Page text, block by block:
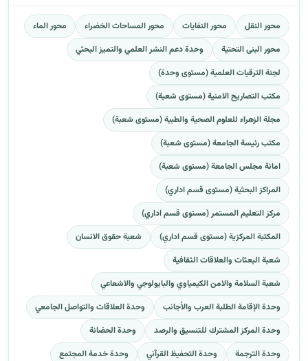
محور النقل محور النفايات محور المساحات الخضراء
محور الماء
محور البنى التحتية
وحدة دعم النشر العلمي والتميز البحثي
لجنة الترقيات العلمية (مستوى وحدة)
مكتب التصاريح الامنية (مستوى شعبة)
مجلة الزهراء للعلوم الصحية والطبية (مستوى شعبة)
مكتب رئيسة الجامعة (مستوى شعبة)
امانة مجلس الجامعة (مستوى شعبة)
المراكز البحثية (مستوى قسم اداري)
مركز التعليم المستمر (مستوى قسم اداري)
المكتبة المركزية (مستوى قسم اداري)
شعبة حقوق الانسان
شعبة البعثات والعلاقات الثقافية
شعبة السلامة والامن الكيمياوي والبايولوجي والاشعاعي
وحدة الإقامة الطلبة العرب والأجانب
وحدة العلاقات والتواصل الجامعي
وحدة المركز المشترك للتنسيق والرصد
وحدة الحضانة
وحدة الترجمة
وحدة التحفيظ القرآني
وحدة خدمة المجتمع